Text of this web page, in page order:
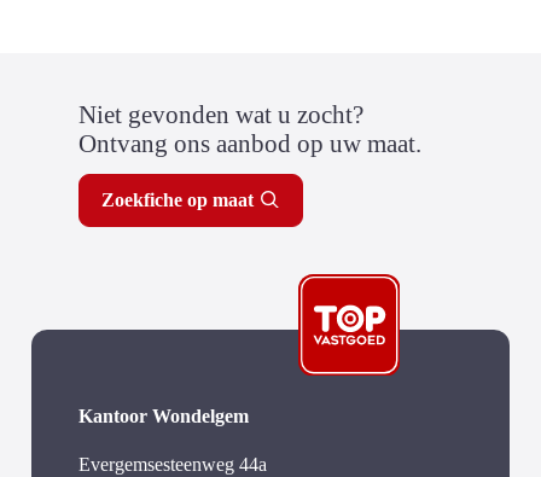
Niet gevonden wat u zocht?
Ontvang ons aanbod op uw maat.
Zoekfiche op maat
Kantoor Wondelgem
Evergemsesteenweg 44a